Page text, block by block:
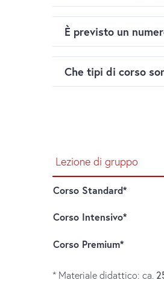
Potete iscrivervi
Selezionate uno dei
Riceverete una
Una volta ricevuto il
È previsto un
I nostri corsi online si
I corsi che al
Che tipi di corso
Lezione di gruppo
Corso Standard*
Corso Intensivo*
Corso Premium*
* Materiale didattico: ca.